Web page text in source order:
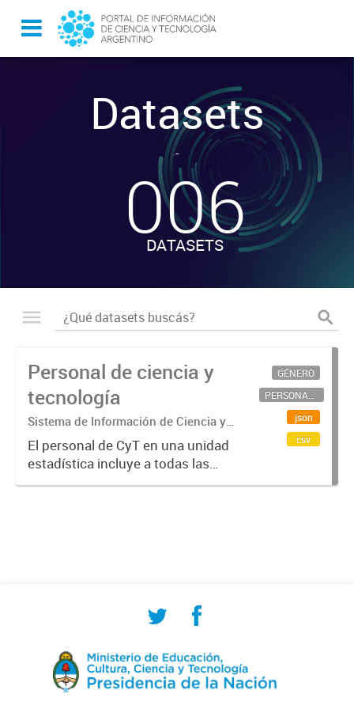
Datasets
-
006
DATASETS
Personal de ciencia y
tecnología
Sistema de Información de Ciencia y
Tecnología Argentino (SICYTAR)
El personal de CyT en una unidad
estadística incluye a todas las
personas involucradas
GÉNERO
PERSONAL CIENTÍFICO-TECNOLÓGICO
json
csv